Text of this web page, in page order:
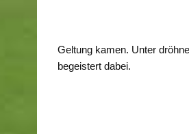
Geltung kamen. Unter
begeistert dabei.